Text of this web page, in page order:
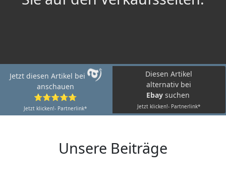
Jetzt diesen Artikel bei
anschauen
⭐⭐⭐⭐⭐
Jetzt klicken!- Partnerlink*
Diesen Artikel
alternativ bei
Ebay suchen
Jetzt klicken!- Partnerlink*
Unsere Beiträge